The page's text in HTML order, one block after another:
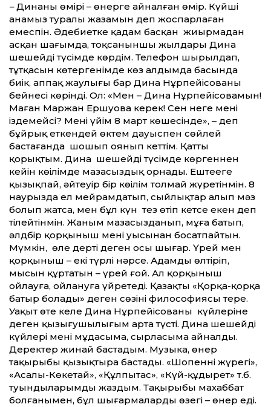
–Динаның өмірі – өнерге айналған өмір. Күйші
анамыз туралы жазамын деп жоспарлаған
емеспін. Әдебиетке қадам басқан жиырмадан
асқан шағымда, тоқсаныншы жылдары Дина
шешейді түсімде көрдім. Телефон шырылдап,
тұтқасын көтергенімде көз алдымда басында
биік, аппақ жаулығы бар Дина Нұрпейісованың
бейнесі көрінді. Ол: «Мен – Дина Нұрпейісовамын!
Маған Маржан Ершуова керек! Сен неге мені
іздемейсің? Менің үйім 8 март көшесінде», – деп
бұйрық еткендей өктем дауыспен сөйлей
бастағанда шошып оянып кеттім. Қатты
қорықтым. Дина шешейді түсімде көргеннен
кейін көңілімде мазасыздық орнады. Ештеңеге
қызықпай, әйтеуір бір көңілім толмай жүретінмін. 8
наурызда ел мейрамдатып, сыйлықтар алып мәз
болып жатса, мен бұл күн тез өтіп кетсе екен деп
тілейтінмін. Жаным мазасызданып, мұңға батып,
әлдбір қорқыныш мені уысынан босатпайтын.
Мүмкін, өлең дерті деген осы шығар. Үрей мен
қорқыныш – екі түрлі нәрсе. Адамды өлтіріп,
мысын құртатын – үрей ғой. Ал қорқыныш
ойлауға, ойлануға үйретеді. Қазақтың «Қорқа-қорқа
батыр болады» деген сөзінің философиясы терең.
Уақыт өте келе Дина Нұрпейісованың күйлеріне
деген қызығушылығым арта түсті. Дина шешейдің
күйлері менің мұңдасыма, сырласыма айналды.
Деректер жинай бастадым. Музыка, өнер
тақырыбы қызықтыра бастады. «Шопеннің жүрегі»,
«Асалы-Көкетай», «Құлпытас», «Күй-құдырет» т.б.
туындыларымды жаздым. Тақырыбы махаббат
болғанымен, бұл шығармалардың өзегі – өнер еді.